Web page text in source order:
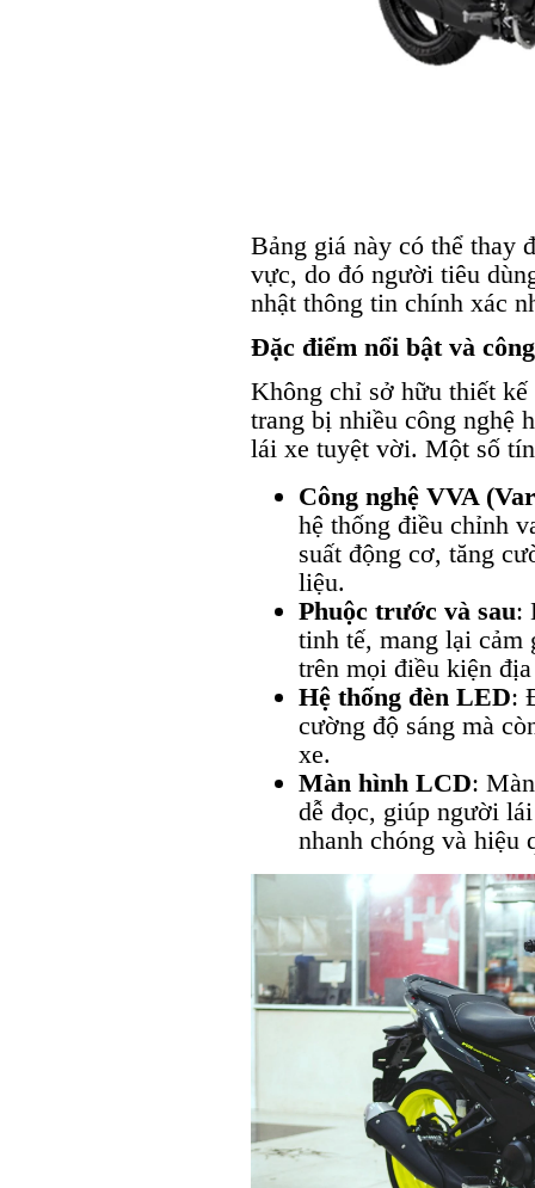
Bảng giá này có thể thay
vực, do đó người tiêu
nhật thông tin chính xác
Đặc điểm nổi bật và
Không chỉ sở hữu thiết
trang bị nhiều công nghệ
lái xe tuyệt vời. Một số
Công nghệ VVA
hệ thống điều chỉnh
suất động cơ, tăng
liệu.
Phuộc trước và sau:
tinh tế, mang lại cảm
trên mọi điều kiện
Hệ thống đèn LED:
cường độ sáng mà
xe.
Màn hình LCD:
dễ đọc, giúp người
nhanh chóng và hiệu